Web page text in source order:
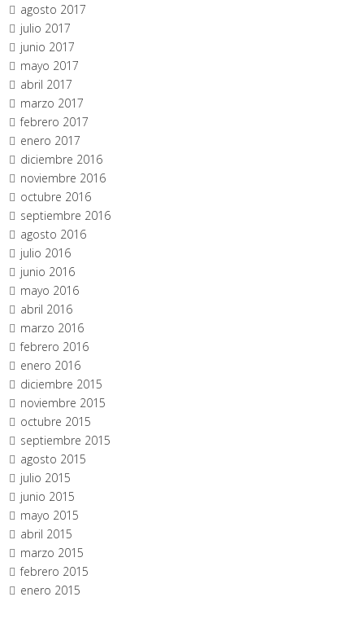
agosto 2017
julio 2017
junio 2017
mayo 2017
abril 2017
marzo 2017
febrero 2017
enero 2017
diciembre 2016
noviembre 2016
octubre 2016
septiembre 2016
agosto 2016
julio 2016
junio 2016
mayo 2016
abril 2016
marzo 2016
febrero 2016
enero 2016
diciembre 2015
noviembre 2015
octubre 2015
septiembre 2015
agosto 2015
julio 2015
junio 2015
mayo 2015
abril 2015
marzo 2015
febrero 2015
enero 2015